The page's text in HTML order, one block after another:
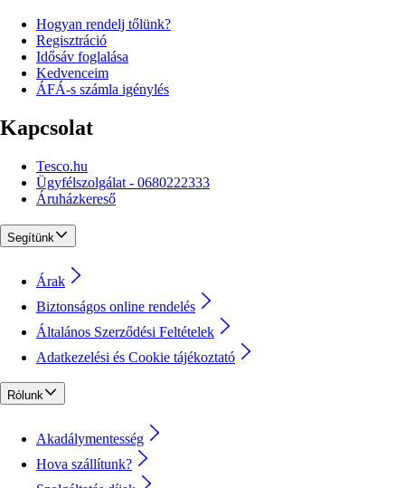
Hogyan rendelj tőlünk?
Regisztráció
Idősáv foglalása
Kedvenceim
ÁFÁ-s számla igénylés
Kapcsolat
Tesco.hu
Ügyfélszolgálat - 0680222333
Áruházkereső
Segítünk
Árak
Biztonságos online rendelés
Általános Szerződési Feltételek
Adatkezelési és Cookie tájékoztató
Rólunk
Akadálymentesség
Hova szállítunk?